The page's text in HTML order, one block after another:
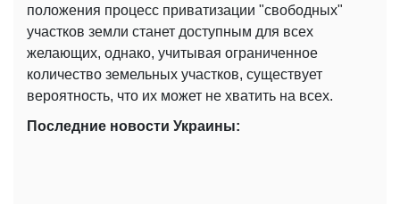
положения процесс приватизации "свободных"
участков земли станет доступным для всех
желающих, однако, учитывая ограниченное
количество земельных участков, существует
вероятность, что их может не хватить на всех.
Последние новости Украины: